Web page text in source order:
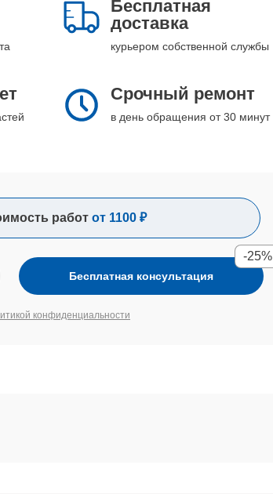
Бесплатная
доставка
курьером собственной службы
Срочный ремонт
в день обращения от 30 минут
работ от 1100 ₽
Бесплатная консультация
-25%
конфиденциальности